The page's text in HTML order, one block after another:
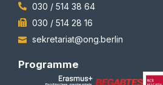
030 / 514 38 64
030 / 514 28 16
sekretariat@ong.berlin
Programme